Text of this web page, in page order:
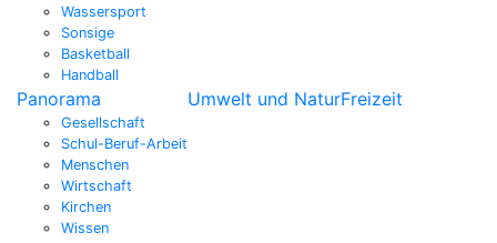
Wassersport
Sonsige
Basketball
Handball
Panorama
Gesellschaft
Schul-Beruf-Arbeit
Menschen
Wirtschaft
Kirchen
Wissen
Umwelt und NaturFreizeit